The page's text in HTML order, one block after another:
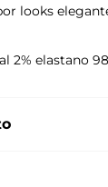
looks
2% elastano